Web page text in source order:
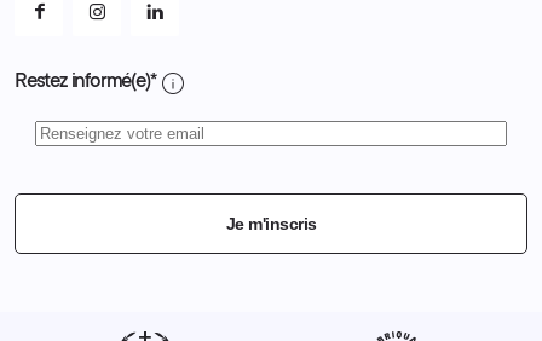
Restez informé(e)* info
Je m'inscris